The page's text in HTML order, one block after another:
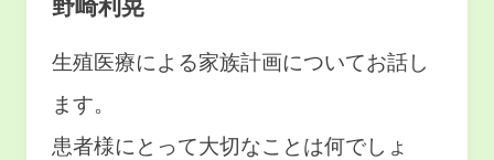
野崎利晃
生殖医療による家族計画についてお話し
ます。
患者様にとって大切なことは何でしょ